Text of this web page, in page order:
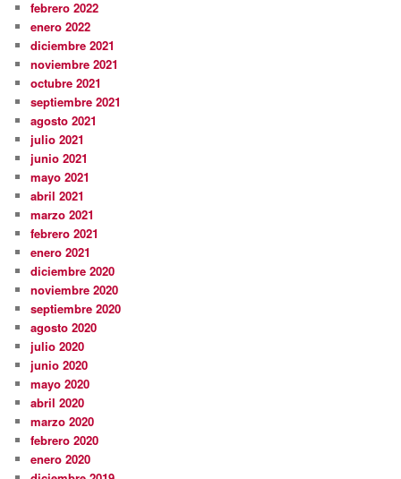
febrero 2022
enero 2022
diciembre 2021
noviembre 2021
octubre 2021
septiembre 2021
agosto 2021
julio 2021
junio 2021
mayo 2021
abril 2021
marzo 2021
febrero 2021
enero 2021
diciembre 2020
noviembre 2020
septiembre 2020
agosto 2020
julio 2020
junio 2020
mayo 2020
abril 2020
marzo 2020
febrero 2020
enero 2020